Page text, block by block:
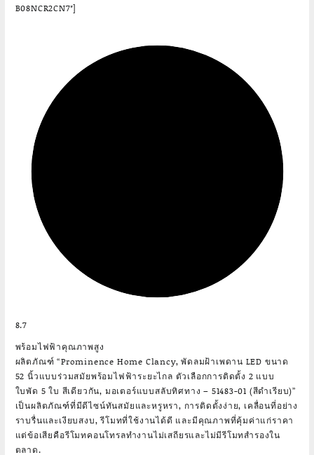
B08NCR2CN7″]
8.7
พร้อมไฟฟ้าคุณภาพสูง
ผลิตภัณฑ์ “Prominence Home Clancy, พัดลมฝ้าเพดาน LED ขนาด
52 นิ้วแบบร่วมสมัยพร้อมไฟฟ้าระยะไกล ตัวเลือกการติดตั้ง 2 แบบ
ใบพัด 5 ใบ สีเดียวกัน, มอเตอร์แบบสลับทิศทาง – 51483-01 (สีดำเรียบ)”
เป็นผลิตภัณฑ์ที่มีดีไซน์ทันสมัยและหรูหรา, การติดตั้งง่าย, เคลื่อนที่อย่าง
ราบรื่นและเงียบสงบ, รีโมทที่ใช้งานได้ดี และมีคุณภาพที่คุ้มค่าแก่ราคา
แต่ข้อเสียคือรีโมทคอนโทรลทำงานไม่เสถียรและไม่มีรีโมทสำรองใน
ตลาด.